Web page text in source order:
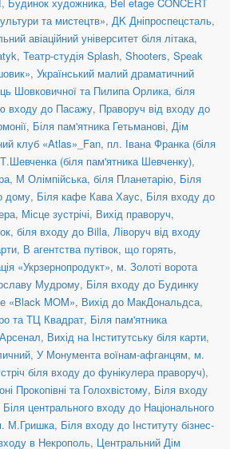
, Будинок художника, Bel etage CONCERT
та мистецтв», ДK Дніпроспецсталь,
авіаційний університет біля літака,
, Театр-студія Splash, Shooters, Speak
, Український малий драматичний
Шовковичної та Пилипа Орлика, біля
входу до Пасажу, Праворуч від входу до
, Біля пам'ятника Гетьманові, Дім
клуб «Atlas»_Fan, пл. Івана Франка (біля
(біля пам'ятника Шевченку),
, М Олімпійська, біля Планетарію, Біля
дому, Біля кафе Кава Хаус, Біля входу до
, Місце зустрічі, Вихід праворуч,
біля входу до Billa, Ліворуч від входу
, В агентства путівок, що горять,
«Укрзернопродукт», м. Золоті ворота
Мудрому, Біля входу до Будинку
«Black MOM», Вихід до МакДональдса,
та ТЦ Квадрат, Біля пам'ятника
, Вихід на Інститутську біля карти,
, У Монумента воїнам-афганцям, м.
біля входу до фунікулера праворуч),
Прокопівні та Голохвістому, Біля входу
Біля центрального входу до Національного
М.Гришка, Біля входу до Інституту бізнес-
в Некрополь, Центральний Дім